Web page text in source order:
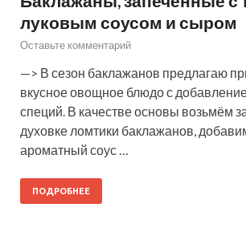
луковым соусом и сыром
Оставьте комментарий
—> В сезон баклажанов предлагаю
вкусное овощное блюдо с
специй. В качестве основы возьмём
духовке ломтики баклажанов,
ароматный соус …
ПОДРОБНЕЕ